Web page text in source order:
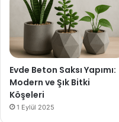
Evde Beton Saksı Yapımı:
Modern ve Şık Bitki
Köşeleri
1 Eylül 2025